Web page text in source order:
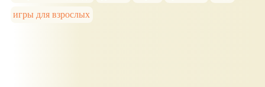
игры для взрослых